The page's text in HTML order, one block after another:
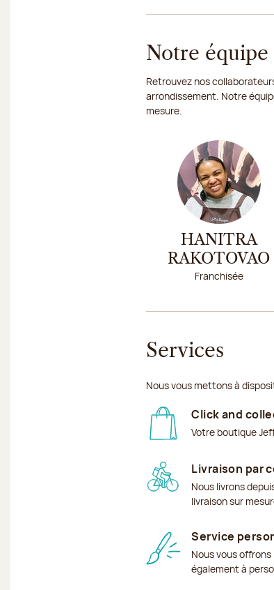
Notre équipe
Retrouvez nos
arrondissement. Notre
mesure.
HANITRA
RAKOTOVAO
Franchisée
Services
Nous vous mettons à
Click and
Votre boutique
Livraison par
Nous livrons
livraison sur
Service
Nous vous
également à